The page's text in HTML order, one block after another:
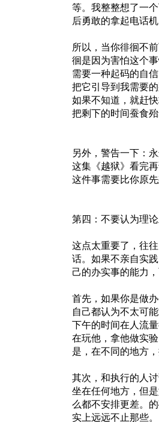
等。我整整想了一
后勇敢的拿起电话
所以，当你徘徊不
徊是因为害怕这个
需要一种起码的自
把它引导到我需要
如果不知道，就赶
把剩下的时间蚕食殆
另外，警告一下：
这集《越狱》看完
这件事需要比你原
第四：不要认为理
这点太重要了，往
话。如果不亲自实
己的办实事的能力，
首先，如果你是做
自己都认为不太可
下午的时间在人流
在玩他，拿他做实
是，在不同的地方
其次，和执行的人
坐在任何地方，但
么都不安排更差。
实上远远不止那些。